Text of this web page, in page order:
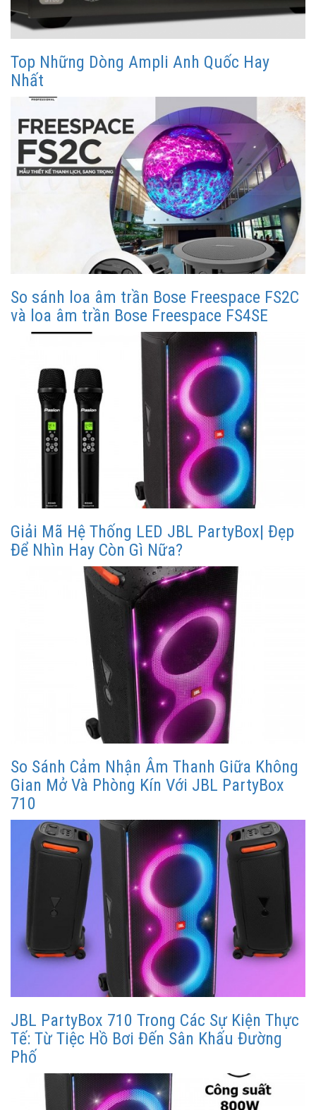
Top Những Dòng Ampli Anh Quốc Hay
Nhất
So sánh loa âm trần Bose Freespace FS2C
và loa âm trần Bose Freespace FS4SE
Giải Mã Hệ Thống LED JBL PartyBox| Đẹp
Để Nhìn Hay Còn Gì Nữa?
So Sánh Cảm Nhận Âm Thanh Giữa Không
Gian Mở Và Phòng Kín Với JBL PartyBox
710
JBL PartyBox 710 Trong Các Sự Kiện Thực
Tế: Từ Tiệc Hồ Bơi Đến Sân Khấu Đường
Phố